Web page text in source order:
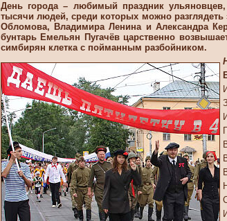
День города – любимый праздник
тысячи людей, среди которых можно
Обломова, Владимира Ленина и Александра
бунтарь Емельян Пугачёв царственно
симбирян клетка с пойманным разбойником.